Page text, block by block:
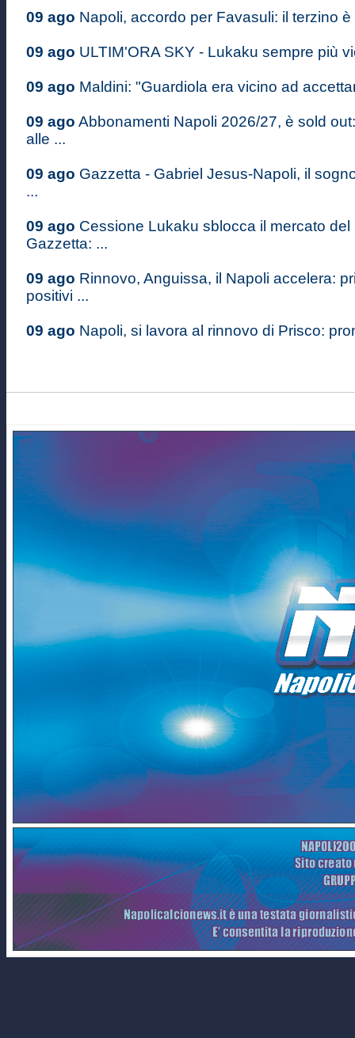
09 ago Napoli, accordo per Favasuli: il terzino è
09 ago ULTIM'ORA SKY - Lukaku sempre più
09 ago Maldini: "Guardiola era vicino ad
09 ago Abbonamenti Napoli 2026/27, è sold
alle ...
09 ago Gazzetta - Gabriel Jesus-Napoli, il
...
09 ago Cessione Lukaku sblocca il mercato del
Gazzetta: ...
09 ago Rinnovo, Anguissa, il Napoli accelera:
positivi ...
09 ago Napoli, si lavora al rinnovo di Prisco: